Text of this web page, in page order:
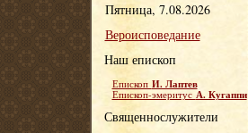
Пятница, 7.08.2026
Вероисповедание
Наш епископ
Епископ И. Лаптев
Епископ-эмеритус А. Кугаппи
Священнослужители